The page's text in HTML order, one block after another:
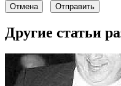
Отмена Отправить
Другие статьи